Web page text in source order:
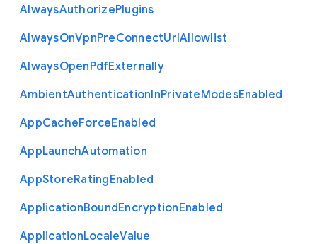
AlwaysAuthorizePlugins
AlwaysOnVpnPreConnectUrlAllowlist
AlwaysOpenPdfExternally
AmbientAuthenticationInPrivateModesEnabled
AppCacheForceEnabled
AppLaunchAutomation
AppStoreRatingEnabled
ApplicationBoundEncryptionEnabled
ApplicationLocaleValue